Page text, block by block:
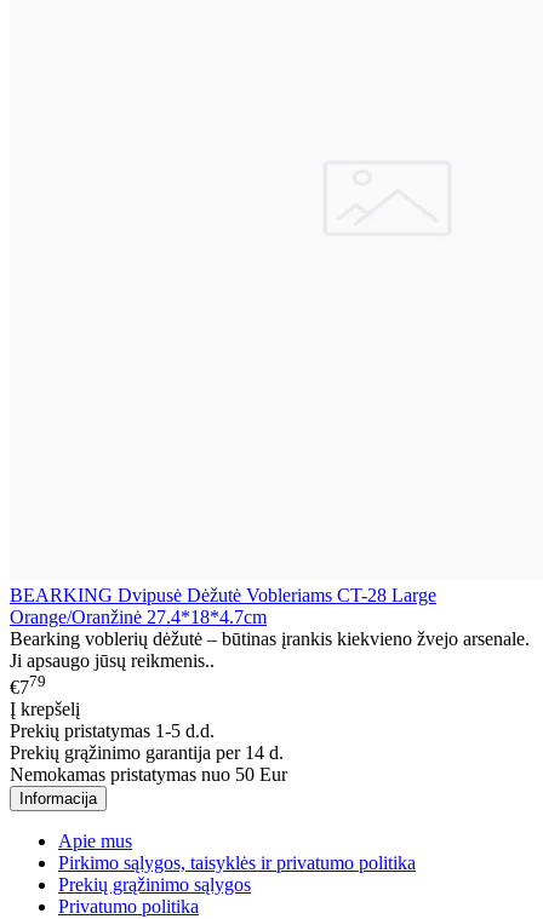
BEARKING Dvipusė Dėžutė Vobleriams CT-28 Large
Orange/Oranžinė 27.4*18*4.7cm
Bearking voblerių dėžutė – būtinas įrankis kiekvieno žvejo arsenale.
Ji apsaugo jūsų reikmenis..
€779
Į krepšelį
Prekių pristatymas 1-5 d.d.
Prekių grąžinimo garantija per 14 d.
Nemokamas pristatymas nuo 50 Eur
Informacija
Apie mus
Pirkimo sąlygos, taisyklės ir privatumo politika
Prekių grąžinimo sąlygos
Privatumo politika